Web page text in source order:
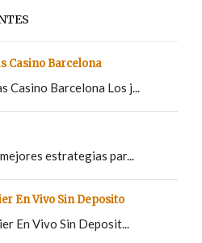
Casino Barcelona
Casino Barcelona Los j...
estrategias par...
En Vivo Sin Deposito
En Vivo Sin Deposit...